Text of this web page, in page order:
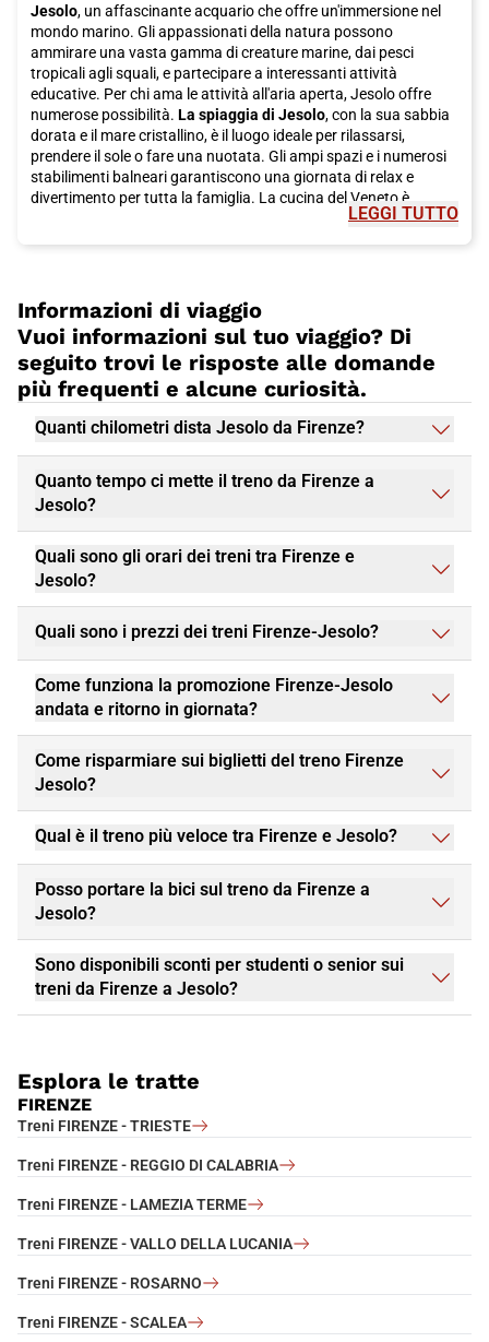
Jesolo, un affascinante acquario che offre un'immersione nel
mondo marino. Gli appassionati della natura possono
ammirare una vasta gamma di creature marine, dai pesci
tropicali agli squali, e partecipare a interessanti attività
educative. Per chi ama le attività all'aria aperta, Jesolo offre
numerose possibilità. La spiaggia di Jesolo, con la sua sabbia
dorata e il mare cristallino, è il luogo ideale per rilassarsi,
prendere il sole o fare una nuotata. Gli ampi spazi e i numerosi
stabilimenti balneari garantiscono una giornata di relax e
divertimento per tutta la famiglia. La cucina del Veneto è
rinomata in tutto il paese, e Jesolo non fa eccezione. Durante il
popolari qui, così come i dolci locali come il tiramisù e la
fugassa. Puoi raggiungere Jesolo viaggiando con i treni ad alta
velocità di Italo.Italooffre un servizio di alta qualità e
confortevole, permettendoti di raggiungere la tua destinazione
in modo semplice ed efficiente. Godrai di un piacevole viaggio
attraverso i pittoreschi paesaggi del Veneto e arriverai a Jesolo
rilassato e pronto per iniziare la tua avventura.
LEGGI TUTTO
Informazioni di viaggio
Vuoi informazioni sul tuo viaggio? Di
seguito trovi le risposte alle domande
più frequenti e alcune curiosità.
Quanti chilometri dista Jesolo da Firenze?
Quanto tempo ci mette il treno da Firenze a
Jesolo?
Quali sono gli orari dei treni tra Firenze e
Jesolo?
Quali sono i prezzi dei treni Firenze-Jesolo?
Come funziona la promozione Firenze-Jesolo
andata e ritorno in giornata?
Come risparmiare sui biglietti del treno Firenze
Jesolo?
Qual è il treno più veloce tra Firenze e Jesolo?
Posso portare la bici sul treno da Firenze a
Jesolo?
Sono disponibili sconti per studenti o senior sui
treni da Firenze a Jesolo?
Esplora le tratte
FIRENZE
Treni FIRENZE - TRIESTE
Treni FIRENZE - REGGIO DI CALABRIA
Treni FIRENZE - LAMEZIA TERME
Treni FIRENZE - VALLO DELLA LUCANIA
Treni FIRENZE - ROSARNO
Treni FIRENZE - SCALEA